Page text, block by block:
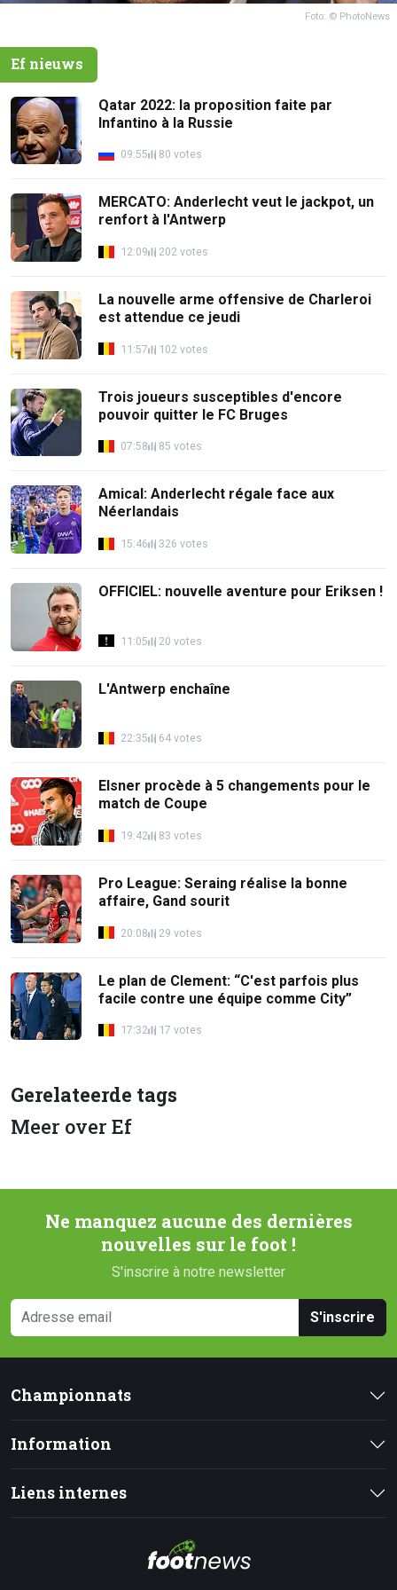
Foto: © PhotoNews
Ef nieuws
Qatar 2022: la proposition faite par
Infantino à la Russie
09:55 80 votes
MERCATO: Anderlecht veut le jackpot, un
renfort à l'Antwerp
12:09 202 votes
La nouvelle arme offensive de Charleroi
est attendue ce jeudi
11:57 102 votes
Trois joueurs susceptibles d'encore
pouvoir quitter le FC Bruges
07:58 85 votes
Amical: Anderlecht régale face aux
Néerlandais
15:46 326 votes
OFFICIEL: nouvelle aventure pour Eriksen !
11:05 20 votes
L'Antwerp enchaîne
22:35 64 votes
Elsner procède à 5 changements pour le
match de Coupe
19:42 83 votes
Pro League: Seraing réalise la bonne
affaire, Gand sourit
20:08 29 votes
Le plan de Clement: “C'est parfois plus
facile contre une équipe comme City”
17:32 17 votes
Gerelateerde tags
Meer over Ef
Ne manquez aucune des dernières
nouvelles sur le foot !
S'inscrire à notre newsletter
S'inscrire
Championnats
Information
Liens internes